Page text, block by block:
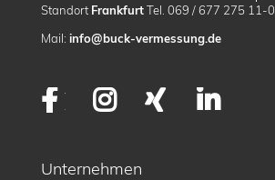
Standort FrankfurtTel. 069 / 677 275 11-0
Mail: info@buck-vermessung.de
FacebookInstagram
XING
Unternehmen